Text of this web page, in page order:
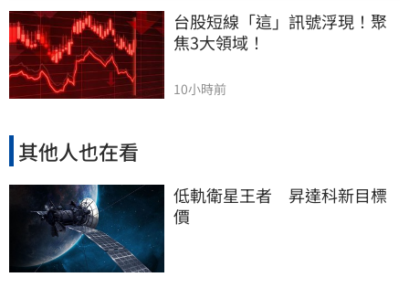
台股短線「這」訊號浮現！聚
焦3大領域！
10小時前
其他人也在看
低軌衛星王者 昇達科新目標
價